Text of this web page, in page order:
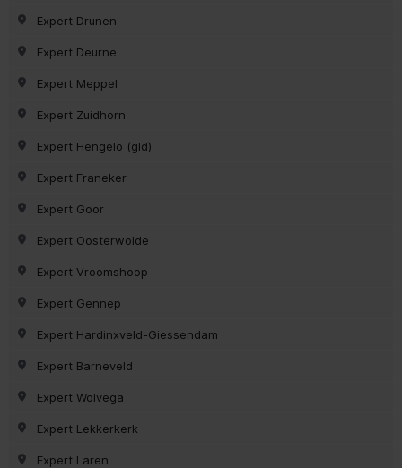
Expert Drunen
Expert Deurne
Expert Meppel
Expert Zuidhorn
Expert Hengelo (gld)
Expert Franeker
Expert Goor
Expert Oosterwolde
Expert Vroomshoop
Expert Gennep
Expert Hardinxveld-Giessendam
Expert Barneveld
Expert Wolvega
Expert Lekkerkerk
Expert Laren